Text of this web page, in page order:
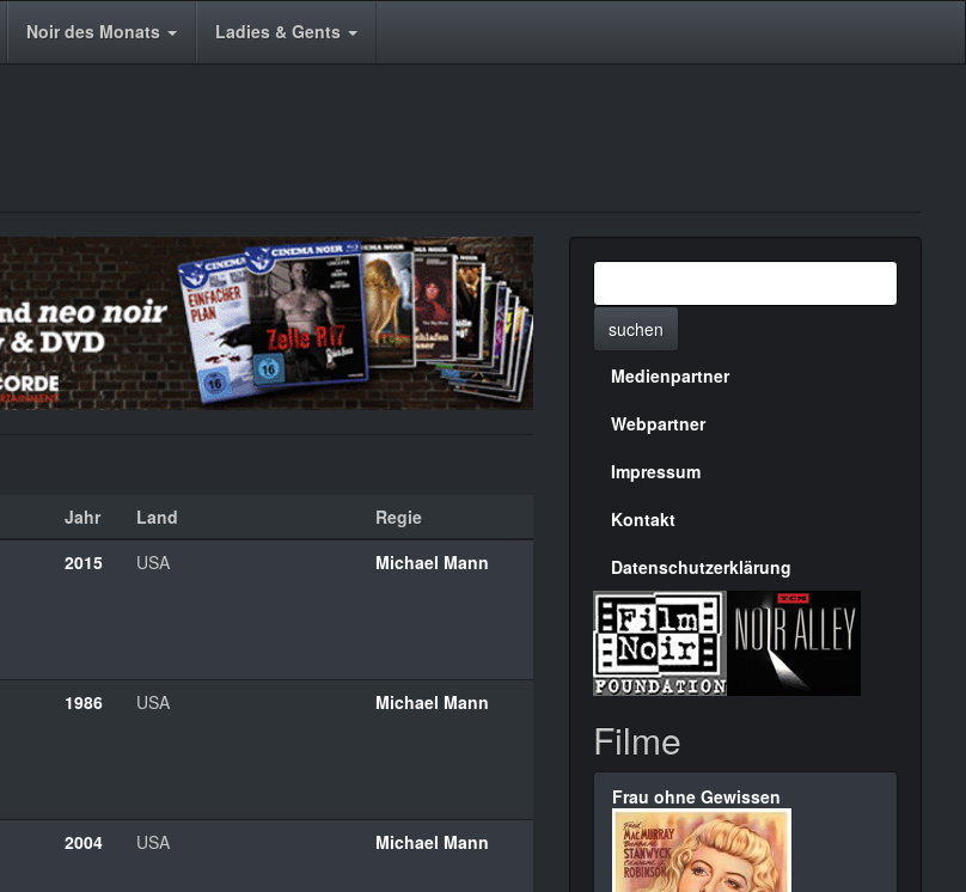
Noir des Monats Ladies & Gents
Jahr Land Regie
2015 USA Michael Mann
1986 USA Michael Mann
2004 USA Michael Mann
suchen
Menülinks
rechte
Seite
Medienpartner
Webpartner
Impressum
Kontakt
Datenschutzerklärung
Filme
Frau ohne Gewissen